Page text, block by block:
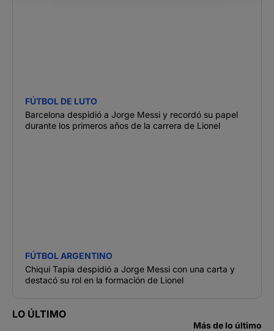
FÚTBOL DE LUTO
Barcelona despidió a Jorge Messi y recordó su papel
durante los primeros años de la carrera de Lionel
FÚTBOL ARGENTINO
Chiqui Tapia despidió a Jorge Messi con una carta y
destacó su rol en la formación de Lionel
LO ÚLTIMO
Más de lo último